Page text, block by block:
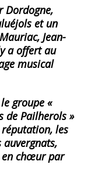
Dordogne,
et un
Jean-
a offert au
musical
groupe«
de Pailherols »
les
en chœur par